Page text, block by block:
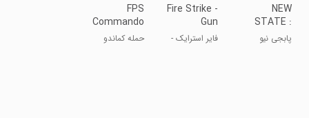
NEW
STATE :
NEW ERA
OF BR
پابجی نیو
Fire Strike -
Gun
Shooter
FPS
فایر استرایک -
FPS
Commando
Strike 3D
حمله کماندو